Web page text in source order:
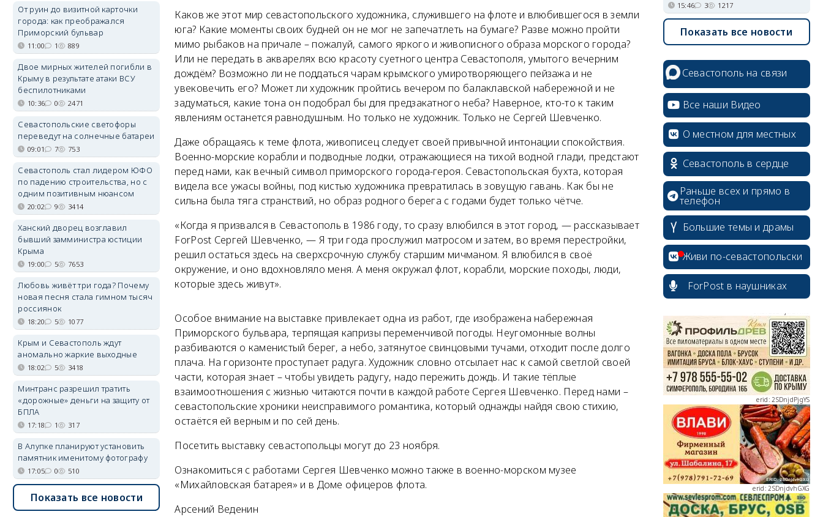
Каков же этот мир севастопольского художника, служившего на флоте и влюбившегося в земли
юга? Какие моменты своих будней он не мог не запечатлеть на бумаге? Разве можно пройти
мимо рыбаков на причале – пожалуй, самого яркого и живописного образа морского города?
Или не передать в акварелях всю красоту суетного центра Севастополя, умытого вечерним
дождём? Возможно ли не поддаться чарам крымского умиротворяющего пейзажа и не
увековечить его? Может ли художник пройтись вечером по балаклавской набережной и не
задуматься, какие тона он подобрал бы для предзакатного неба? Наверное, кто-то к таким
явлениям останется равнодушным. Но только не художник. Только не Сергей Шевченко.
Даже обращаясь к теме флота, живописец следует своей привычной интонации спокойствия.
Военно-морские корабли и подводные лодки, отражающиеся на тихой водной глади, предстают
перед нами, как вечный символ приморского города-героя. Севастопольская бухта, которая
видела все ужасы войны, под кистью художника превратилась в зовущую гавань. Как бы не
сильна была тяга странствий, но образ родного берега с годами будет только чётче.
«Когда я призвался в Севастополь в 1986 году, то сразу влюбился в этот город, — рассказывает
ForPost Сергей Шевченко, — Я три года прослужил матросом и затем, во время перестройки,
решил остаться здесь на сверхсрочную службу старшим мичманом. Я влюбился в своё
окружение, и оно вдохновляло меня. А меня окружал флот, корабли, морские походы, люди,
которые здесь живут».
Особое внимание на выставке привлекает одна из работ, где изображена набережная
Приморского бульвара, терпящая капризы переменчивой погоды. Неугомонные волны
разбиваются о каменистый берег, а небо, затянутое свинцовыми тучами, отходит после долго
плача. На горизонте проступает радуга. Художник словно отсылает нас к самой светлой своей
части, которая знает – чтобы увидеть радугу, надо пережить дождь. И такие тёплые
взаимоотношения с жизнью читаются почти в каждой работе Сергея Шевченко. Перед нами –
севастопольские хроники неисправимого романтика, который однажды найдя свою стихию,
остаётся ей верным и по сей день.
Посетить выставку севастопольцы могут до 23 ноября.
Ознакомиться с работами Сергея Шевченко можно также в военно-морском музее
«Михайловская батарея» и в Доме офицеров флота.
Арсений Веденин
От руин до визитной карточки
города: как преображался
Приморский бульвар
11:00 1 889
Двое мирных жителей погибли в
Крыму в результате атаки ВСУ
беспилотниками
10:36 0 2471
Севастопольские светофоры
переведут на солнечные батареи
09:01 7 753
Севастополь стал лидером ЮФО
по падению строительства, но с
одним позитивным нюансом
20:02 9 3414
Ханский дворец возглавил
бывший замминистра юстиции
Крыма
19:00 5 7653
Любовь живёт три года? Почему
новая песня стала гимном тысяч
россиянок
18:20 5 1077
Крым и Севастополь ждут
аномально жаркие выходные
18:02 5 3418
Минтранс разрешил тратить
«дорожные» деньги на защиту от
БПЛА
17:18 1 317
В Алупке планируют установить
памятник именитому фотографу
17:05 0 510
Показать все новости
15:46 3 1217
Показать все новости
Севастополь на связи
Все наши Видео
О местном для местных
Севастополь в сердце
Раньше всех и прямо в
телефон
Большие темы и драмы
Живи по-севастопольски
ForPost в наушниках
erid: 2SDnjdPjgYS
erid: 2SDnjdvhGXG